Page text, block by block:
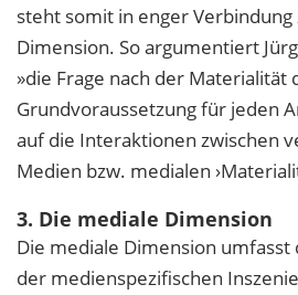
steht somit in enger
Dimension. So argumentiert
»die Frage nach der Materialität
Grundvoraussetzung für jeden
auf die Interaktionen zwischen
Medien bzw. medialen
3. Die mediale Dimension
Die mediale Dimension umfasst
der medienspezifischen